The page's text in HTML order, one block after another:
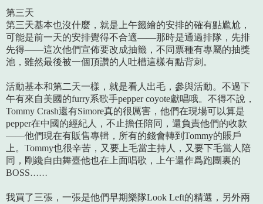
第三天
第三天基本也沒什麼，就是上午籤繪的安排的確有點尷尬，
可能是前一天的安排覺得不合適——那時是通過排隊，先排
先得——這次他們宣佈要改成抽籤，不同票種有專屬的抽獎
池，雖然最後被一個頂讚的人吐槽這樣有點背刺。
活動基本和第二天一樣，就是看人出毛，參與活動。不過下
午有來自美國的furry系歌手pepper coyote獻唱哦。不得不說，
Tommy Crash還有Simore真的很厲害，他們在現場可以算是
pepper在中國的經紀人，不止擔任陪同，還負責他們的收款
——他們現在有販售專輯，所有的錢會轉到Tommy的賬戶
上。Tommy也很辛苦，又要上毛當主持人，又要下毛當人陪
同，剛纔自由舞臺他也在上面唱歌，上午還作爲跑團裏的
BOSS……
我買了三張，一張是他們早期樂隊Look Left的精選，另外兩